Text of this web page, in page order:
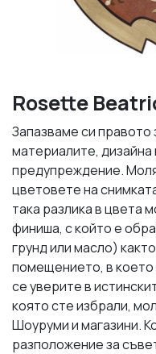
Rosette
Запазваме си
материалите, дизайна
предупреждение.
цветовете на
така разлика в цвета
финиша, с който е
грунд или масло)
помещението, в което
се уверите в
която сте избрали,
Шоуруми и магазини.
разположение за